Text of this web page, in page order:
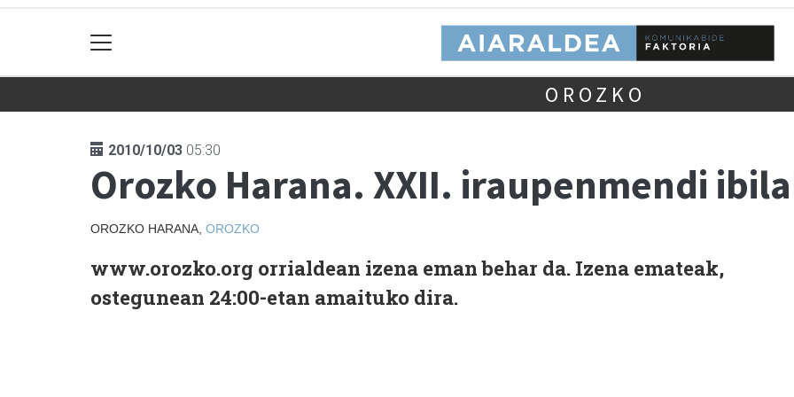
OROZKO
2010/10/03 05:30
Orozko Harana. XXII. iraupenmendi
OROZKO HARANA, OROZKO
www.orozko.org orrialdean izena eman behar da. Izena emateak,
ostegunean 24:00-etan amaituko dira.